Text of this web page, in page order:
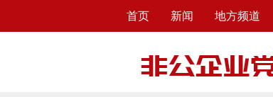
首页 新闻 地方频道